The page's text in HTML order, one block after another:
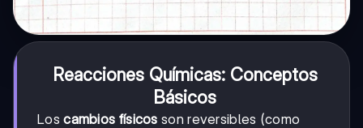
Reacciones Químicas: Conceptos
Básicos
Loscambios físicos son reversibles (como